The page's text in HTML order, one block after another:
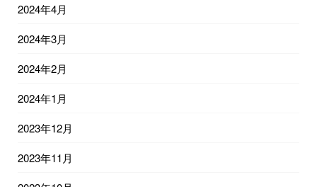
2024年4月
2024年3月
2024年2月
2024年1月
2023年12月
2023年11月